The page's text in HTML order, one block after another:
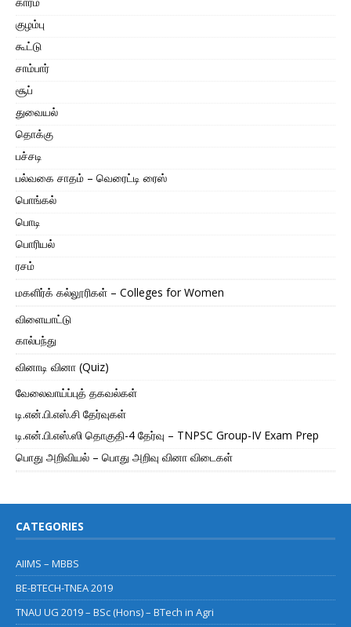
குழம்பு
கூட்டு
சாம்பார்
சூப்
துவையல்
தொக்கு
பச்சடி
பல்வகை சாதம் – வெரைட்டி ரைஸ்
பொங்கல்
பொடி
பொரியல்
ரசம்
மகளிர்க் கல்லூரிகள் – Colleges for Women
விளையாட்டு
கால்பந்து
வினாடி வினா (Quiz)
வேலைவாய்ப்புத் தகவல்கள்
டி.என்.பி.எஸ்.சி தேர்வுகள்
டி.என்.பி.எஸ்.ஸி தொகுதி-4 தேர்வு – TNPSC Group-IV Exam Prep
பொது அறிவியல் – பொது அறிவு வினா விடைகள்
CATEGORIES
AIIMS – MBBS
BE-BTECH-TNEA 2019
TNAU UG 2019 – BSc (Hons) – BTech in Agri